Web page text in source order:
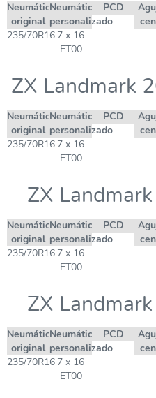
Neumático
original
Neumático
personalizado
PCD
235/70R16 7 x 16
ET00
ZX Landmark
Neumático
original
Neumático
personalizado
PCD
235/70R16 7 x 16
ET00
ZX
Neumático
original
Neumático
personalizado
PCD
235/70R16 7 x 16
ET00
ZX
Neumático
original
Neumático
personalizado
PCD
235/70R16 7 x 16
ET00